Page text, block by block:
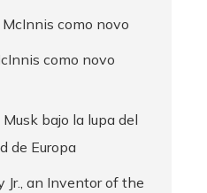
como novo
bajo la lupa del
de Europa